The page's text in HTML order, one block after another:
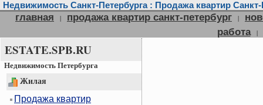
Недвижимость Санкт-Петербурга : Продажа квартир
главная | продажа квартир санкт-петербург |
работа
|
ESTATE.SPB.RU
Недвижимость Петербурга
Жилая
Продажа квартир